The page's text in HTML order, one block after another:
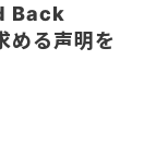
Back
める声明を